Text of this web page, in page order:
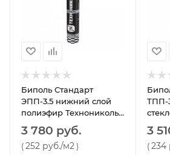
Биполь Стандарт
ЭПП-3.5 нижний слой
полиэфир Технониколь
3 780 руб.
(252 руб./м2 )
ТПП-
3
(234